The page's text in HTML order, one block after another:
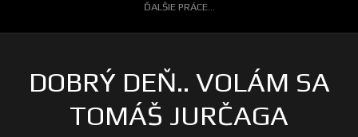
ĎALŠIE PRÁCE...
DOBRÝ DEŇ.. VOLÁM SA
TOMÁŠ JURČAGA